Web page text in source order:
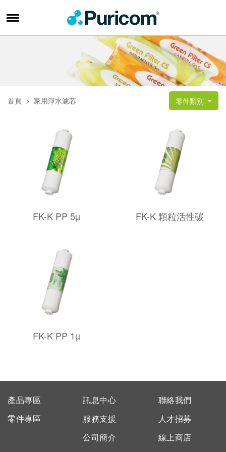
首頁 家用淨水濾芯 零件類別
FK-K PP 5µ FK-K 顆粒活性碳
FK-K PP 1µ
產品專區
零件專區
訊息中心
服務支援
公司簡介
聯絡我們
人才招募
線上商店